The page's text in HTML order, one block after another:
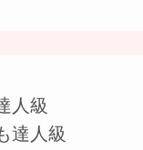
人級
達人級